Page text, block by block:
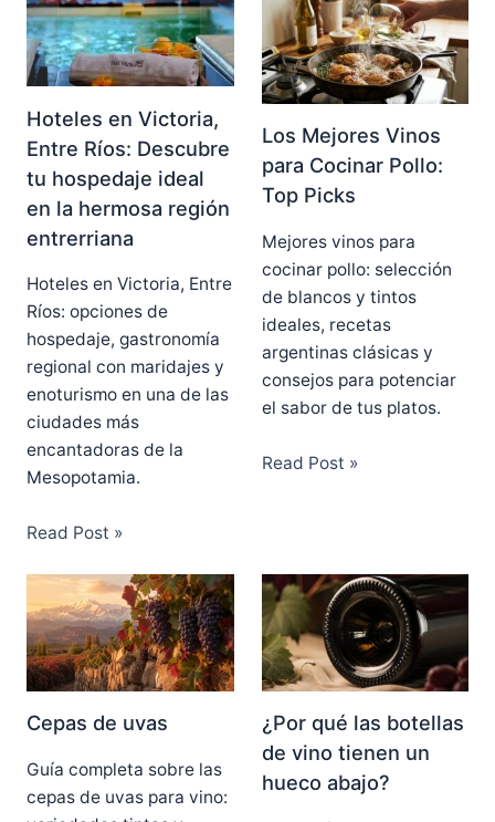
Hoteles en Victoria,
Entre Ríos: Descubre
tu hospedaje ideal
en la hermosa región
entrerriana
Hoteles en Victoria, Entre
Ríos: opciones de
hospedaje, gastronomía
regional con maridajes y
enoturismo en una de las
ciudades más
encantadoras de la
Mesopotamia.
Read Post »
Los Mejores Vinos
para Cocinar Pollo:
Top Picks
Mejores vinos para
cocinar pollo: selección
de blancos y tintos
ideales, recetas
argentinas clásicas y
consejos para potenciar
el sabor de tus platos.
Read Post »
Cepas de uvas
Guía completa sobre las
cepas de uvas para vino:
¿Por qué las botellas
de vino tienen un
hueco abajo?